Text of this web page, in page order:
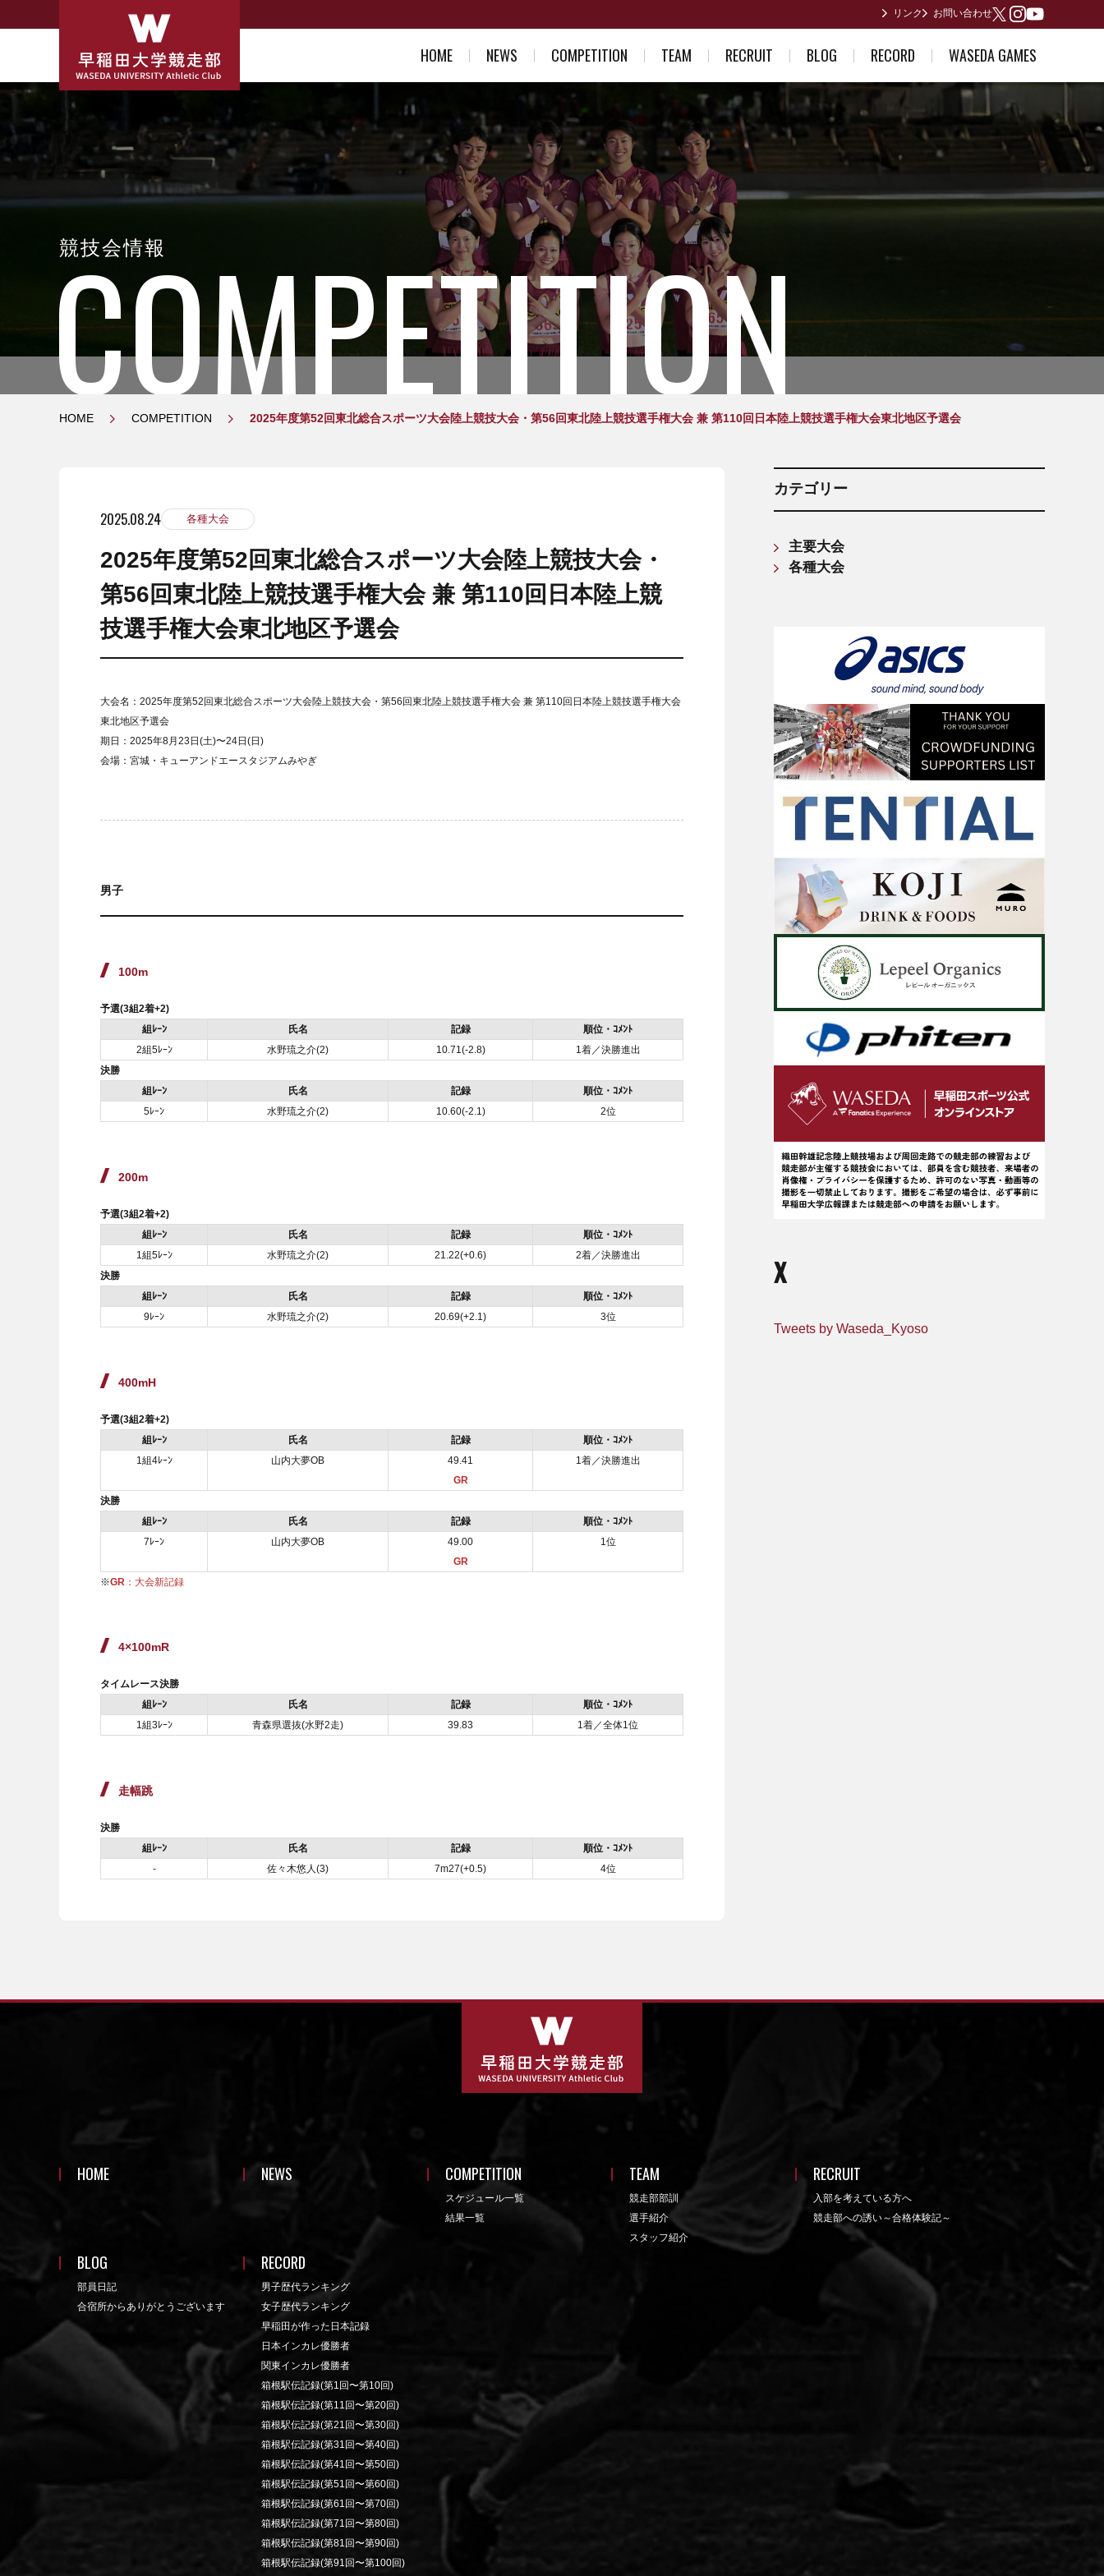
リンク
お問い合わせ
X
Instagram
Youtube
HOME NEWS COMPETITION
スケジュール一覧
結果一覧
TEAM
競走部部訓
選手紹介
スタッフ紹介
RECRUIT
入部を考えている方へ
競走部への誘い～合格体験記～
BLOG
部員日記
合宿所からありがとうございます
RECORD
男子歴代ランキング
女子歴代ランキング
早稲田が作った日本記録
関東インカレ優勝者
箱根駅伝記録(第41回〜第50回)
箱根駅伝記録(第71回〜第80回)
箱根駅伝記録(第81回〜第90回)
箱根駅伝記録(第101回〜第110回)
WASEDA GAMES
2026年度
2024年度
競技会情報
HOME COMPETITION 2025年度第52回東北総合スポーツ大会陸上競技大会・第56回東北陸上競技選手権大会 兼 第110回日本陸上競技選手権大会東北地区予選会
2025.08.24 各種大会
2025年度第52回東北総合スポーツ大会陸上競技大会・
第56回東北陸上競技選手権大会 兼 第110回日本陸上競
技選手権大会東北地区予選会
大会名：2025年度第52回東北総合スポーツ大会陸上競技大会・第56回東北陸上競技選手権大会 兼 第110回日本陸上競技選手権大会
東北地区予選会
期日：2025年8月23日(土)〜24日(日)
会場：宮城・キューアンドエースタジアムみやぎ
男子
100m
予選(3組2着+2)
組ﾚｰﾝ
氏名 記録
順位・ｺﾒﾝﾄ
2組5ﾚｰﾝ
水野琉之介(2) 10.71(-2.8)
1着／決勝進出
決勝
組ﾚｰﾝ
氏名 記録
順位・ｺﾒﾝﾄ
5ﾚｰﾝ
水野琉之介(2) 10.60(-2.1) 2位
200m
予選(3組2着+2)
組ﾚｰﾝ
氏名 記録
順位・ｺﾒﾝﾄ
1組5ﾚｰﾝ
水野琉之介(2) 21.22(+0.6)
2着／決勝進出
決勝
組ﾚｰﾝ
氏名 記録
順位・ｺﾒﾝﾄ
9ﾚｰﾝ
水野琉之介(2) 20.69(+2.1) 3位
400mH
予選(3組2着+2)
組ﾚｰﾝ
氏名 記録
順位・ｺﾒﾝﾄ
1組4ﾚｰﾝ
山内大夢OB
49.41
GR
1着／決勝進出
決勝
組ﾚｰﾝ
氏名 記録
順位・ｺﾒﾝﾄ
7ﾚｰﾝ
山内大夢OB
49.00
GR
1位
※GR ：大会新記録
4×100mR
タイムレース決勝
組ﾚｰﾝ
氏名 記録
順位・ｺﾒﾝﾄ
1組3ﾚｰﾝ
青森県選抜(水野2走) 39.83 1着／全体1位
走幅跳
決勝
組ﾚｰﾝ
氏名 記録
順位・ｺﾒﾝﾄ
-
佐々木悠人(3) 7m27(+0.5) 4位
カテゴリー
主要大会
各種大会
X
Tweets by Waseda_Kyoso
HOME NEWS COMPETITION
スケジュール一覧
結果一覧
TEAM
競走部部訓
選手紹介
スタッフ紹介
RECRUIT
入部を考えている方へ
競走部への誘い～合格体験記～
BLOG
部員日記
合宿所からありがとうございます
RECORD
男子歴代ランキング
女子歴代ランキング
早稲田が作った日本記録
日本インカレ優勝者
関東インカレ優勝者
箱根駅伝記録(第1回〜第10回)
箱根駅伝記録(第11回〜第20回)
箱根駅伝記録(第21回〜第30回)
箱根駅伝記録(第31回〜第40回)
箱根駅伝記録(第41回〜第50回)
箱根駅伝記録(第51回〜第60回)
箱根駅伝記録(第61回〜第70回)
箱根駅伝記録(第71回〜第80回)
箱根駅伝記録(第81回〜第90回)
箱根駅伝記録(第91回〜第100回)